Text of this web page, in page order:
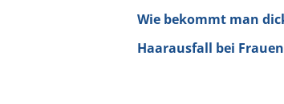
Wie bekommt man
Haarausfall bei